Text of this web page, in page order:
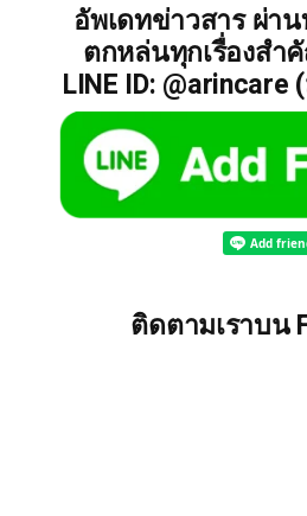
อัพเดทข่าวสาร ผ่าน
ตกหล่นทุกเรื่องสำ
LINE ID:
ติดตามเราบน